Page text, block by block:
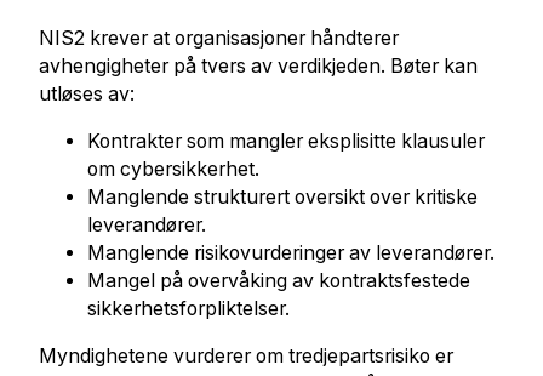
NIS2 krever at organisasjoner håndterer
avhengigheter på tvers av verdikjeden. Bøter kan
utløses av:
Kontrakter som mangler eksplisitte klausuler
om cybersikkerhet.
Manglende strukturert oversikt over kritiske
leverandører.
Manglende risikovurderinger av leverandører.
Mangel på overvåking av kontraktsfestede
sikkerhetsforpliktelser.
Myndighetene vurderer om tredjepartsrisiko er